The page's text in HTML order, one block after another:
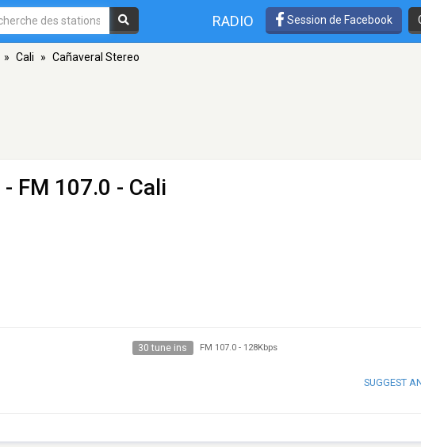
RADIO Session de Facebook
» Cali » Cañaveral Stereo
- FM 107.0 - Cali
30 tune ins FM 107.0- 128Kbps
SUGGEST